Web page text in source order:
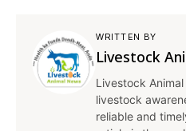
WRITTEN BY
Livestock
Livestock
livestock
reliable and